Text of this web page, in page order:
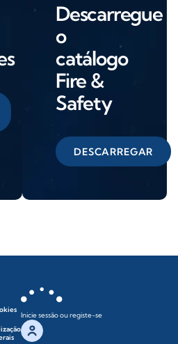
Descarregue
o
catálogo
Fire &
Safety
DESCARREGAR
Inicie sessão ou registe-se